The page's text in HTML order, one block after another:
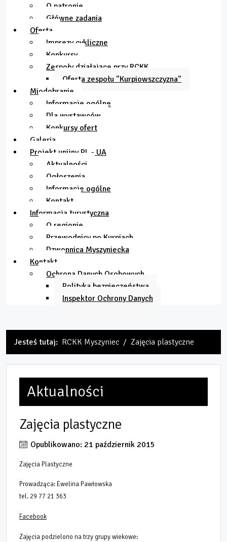
O patronie
Główne zadania
Oferta
Imprezy cykliczne
Konkursy
Zespoły działające przy RCKK
Oferta zespołu "Kurpiowszczyzna"
Miodobranie
Informacje ogólne
Dla wystawców
Konkursy ofert
Galeria
Projekt unijny PL - UA
Aktualności
Ogłoszenia
Informacje ogólne
Kontakt
Informacja turystyczna
O regionie
Przewodnicy po Kurpiach
Dzwonnica Myszyniecka
Kontakt
Ochrona Danych Osobowych
Polityka bezpieczeństwa
Inspektor Ochrony Danych
Jesteś tutaj: RCKK Myszyniec Zajęcia plastyczne
Aktualności
Zajęcia plastyczne
Opublikowano: 21 październik 2015
Zajęcia Plastyczne
Prowadząca: Ewelina Pawłowska
tel. 29 77 21 363
Facebook
Zajęcia podzielono na trzy grupy wiekowe: